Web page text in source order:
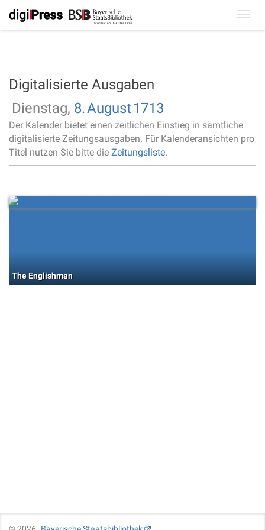
Digitalisierte Ausgaben
Dienstag, 8.August 1713
Der Kalender bietet einen zeitlichen Einstieg in sämtliche
digitalisierte Zeitungsausgaben. Für Kalenderansichten pro
Titel nutzen Sie bitte die Zeitungsliste.
The Englishman